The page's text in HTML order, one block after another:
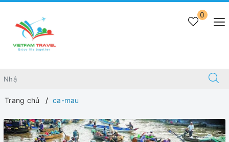
0
Trang chủ ca-mau